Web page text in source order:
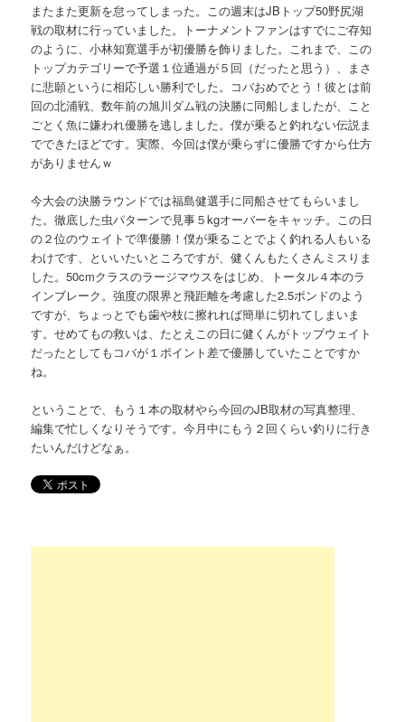
またまた更新を怠ってしまった。この週末はJBトップ50野尻湖
戦の取材に行っていました。トーナメントファンはすでにご存知
のように、小林知寛選手が初優勝を飾りました。これまで、この
トップカテゴリーで予選１位通過が５回（だったと思う）、まさ
に悲願というに相応しい勝利でした。コバおめでとう！彼とは前
回の北浦戦、数年前の旭川ダム戦の決勝に同船しましたが、こと
ごとく魚に嫌われ優勝を逃しました。僕が乗ると釣れない伝説ま
でできたほどです。実際、今回は僕が乗らずに優勝ですから仕方
がありませんｗ
今大会の決勝ラウンドでは福島健選手に同船させてもらいまし
た。徹底した虫パターンで見事５kgオーバーをキャッチ。この日
の２位のウェイトで準優勝！僕が乗ることでよく釣れる人もいる
わけです、といいたいところですが、健くんもたくさんミスりま
した。50cmクラスのラージマウスをはじめ、トータル４本のラ
インブレーク。強度の限界と飛距離を考慮した2.5ポンドのよう
ですが、ちょっとでも歯や枝に擦れれば簡単に切れてしまいま
す。せめてもの救いは、たとえこの日に健くんがトップウェイト
だったとしてもコバが１ポイント差で優勝していたことですか
ね。
ということで、もう１本の取材やら今回のJB取材の写真整理、
編集で忙しくなりそうです。今月中にもう２回くらい釣りに行き
たいんだけどなぁ。